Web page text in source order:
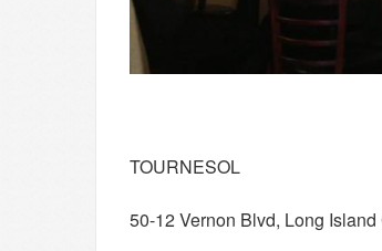
TOURNESOL
50-12 Vernon Blvd, Long Island